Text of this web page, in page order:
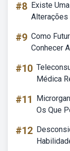
#8 Existe
Alterações
#9 Como
Conhecer
#10
Médica
#11
Os Que
#12